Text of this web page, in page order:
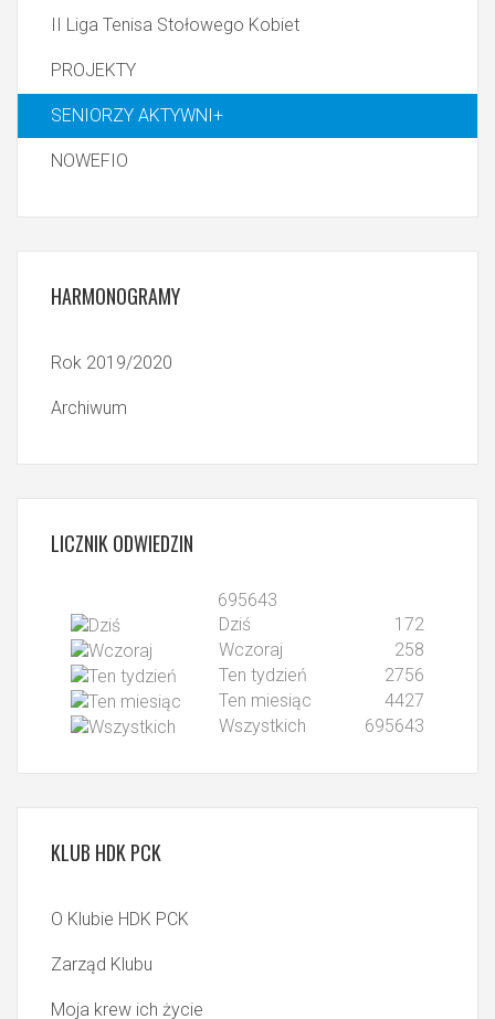
II Liga Tenisa Stołowego Kobiet
PROJEKTY
SENIORZY AKTYWNI+
NOWEFIO
HARMONOGRAMY
Rok 2019/2020
Archiwum
LICZNIKODWIEDZIN
695643
Dziś
172
Wczoraj
258
Ten tydzień
2756
Ten miesiąc
4427
Wszystkich
695643
KLUB HDK PCK
O Klubie HDK PCK
Zarząd Klubu
Moja krew ich życie